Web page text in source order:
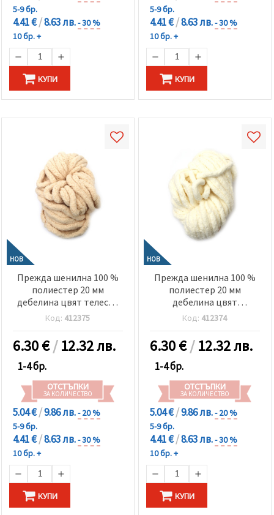
5-9 бр.
4.41 €/8.63 лв.- 30 %
10 бр. +
КУПИ
5-9 бр.
4.41 €/8.63 лв.- 30 %
10 бр. +
КУПИ
НОВ
Прежда шенилна 100 %
полиестер 20 мм
дебелина цвят телесен
~240 грама -25 метра
Код: 412375
6.30€/12.32 лв.
1-4 бр.
ОТСТЪПКИ
ЗА КОЛИЧЕСТВО
5.04 €/9.86 лв.- 20 %
5-9 бр.
4.41 €/8.63 лв.- 30 %
10 бр. +
КУПИ
НОВ
Прежда шенилна 100 %
полиестер 20 мм
дебелина цвят
шампанско ~240 грама
-25 метра
Код: 412374
6.30€/12.32 лв.
1-4 бр.
ОТСТЪПКИ
ЗА КОЛИЧЕСТВО
5.04 €/9.86 лв.- 20 %
5-9 бр.
4.41 €/8.63 лв.- 30 %
10 бр. +
КУПИ